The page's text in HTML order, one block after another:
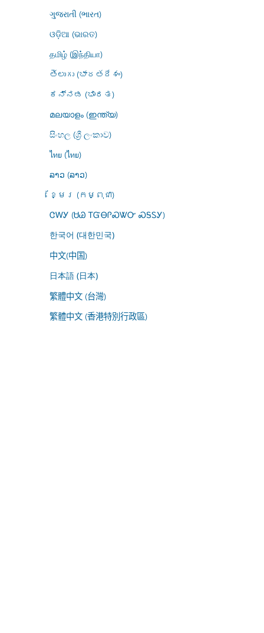
ગુજરાતી (ભારત)
ଓଡ଼ିଆ (ଭାରତ)
தமிழ் (இந்தியா)
తెలుగు (భారతదేశం)
ಕನ್ನಡ (ಭಾರತ)
മലയാളം (ഇന്ത്യ)
සිංහල (ශ්‍රී ලංකාව)
ไทย (ไทย)
ລາວ (ລາວ)
ខ្មែរ (កម្ពុជា)
ᏣᎳᎩ (ᏌᏊ ᎢᏳᎾᎵᏍᏔᏅ ᏍᎦᏚᎩ)
한국어 (대한민국)
中文(中国)
日本語 (日本)
繁體中文 (台灣)
繁體中文 (香港特別行政區)